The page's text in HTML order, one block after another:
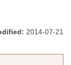
2014-07-21